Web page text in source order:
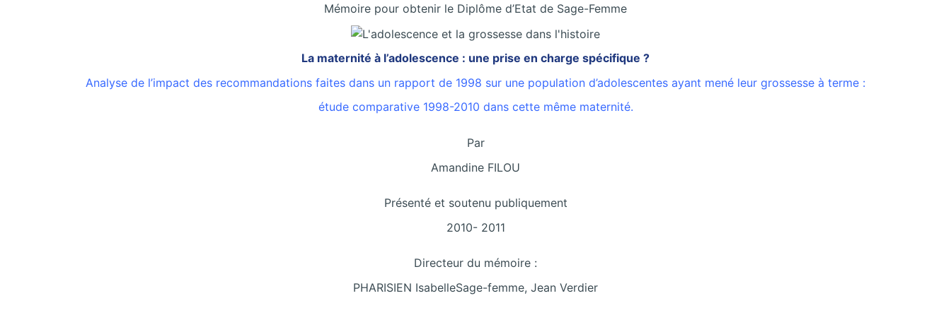
Mémoire pour obtenir le Diplôme d’Etat de Sage-Femme
La maternité à l’adolescence : une prise en charge spécifique ?
Analyse de l’impact des recommandations faites dans un rapport de 1998 sur une population d’adolescentes ayant mené leur grossesse à terme :
étude comparative 1998-2010 dans cette même maternité.
Par
Amandine FILOU
Présenté et soutenu publiquement
2010- 2011
Directeur du mémoire :
PHARISIEN IsabelleSage-femme, Jean Verdier